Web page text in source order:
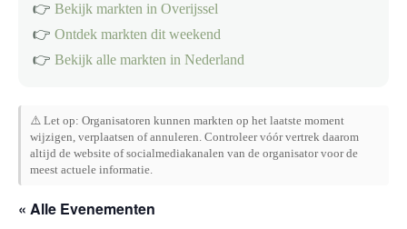
👉 Bekijk markten in Overijssel
👉 Ontdek markten dit weekend
👉 Bekijk alle markten in Nederland
⚠️ Let op: Organisatoren kunnen markten op het laatste moment
wijzigen, verplaatsen of annuleren. Controleer vóór vertrek daarom
altijd de website of socialmediakanalen van de organisator voor de
meest actuele informatie.
« Alle Evenementen